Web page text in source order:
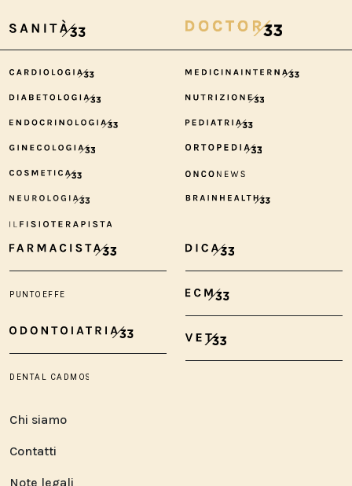
Chi siamo
Contatti
Note legali